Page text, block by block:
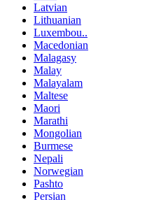
Latvian
Lithuanian
Luxembou..
Macedonian
Malagasy
Malay
Malayalam
Maltese
Maori
Marathi
Mongolian
Burmese
Nepali
Norwegian
Pashto
Persian